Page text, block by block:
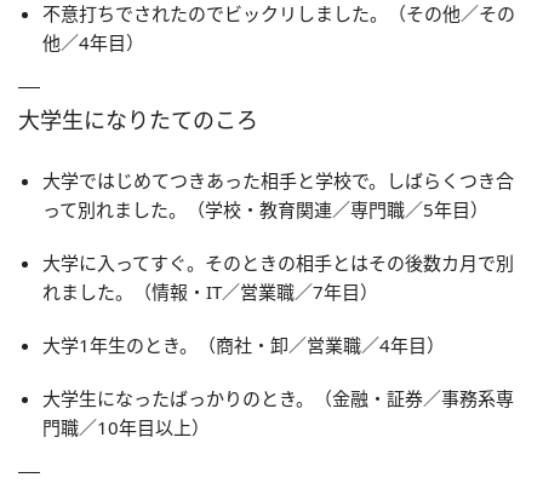
不意打ちでされたのでビックリしました。（その他／その
他／4年目）
大学生になりたてのころ
大学ではじめてつきあった相手と学校で。しばらくつき合
って別れました。（学校・教育関連／専門職／5年目）
大学に入ってすぐ。そのときの相手とはその後数カ月で別
れました。（情報・IT／営業職／7年目）
大学1年生のとき。（商社・卸／営業職／4年目）
大学生になったばっかりのとき。（金融・証券／事務系専
門職／10年目以上）